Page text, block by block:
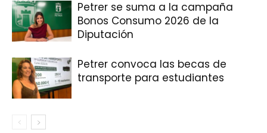
Petrer se suma a la campaña
Bonos Consumo 2026 de la
Diputación
Petrer convoca las becas de
transporte para estudiantes